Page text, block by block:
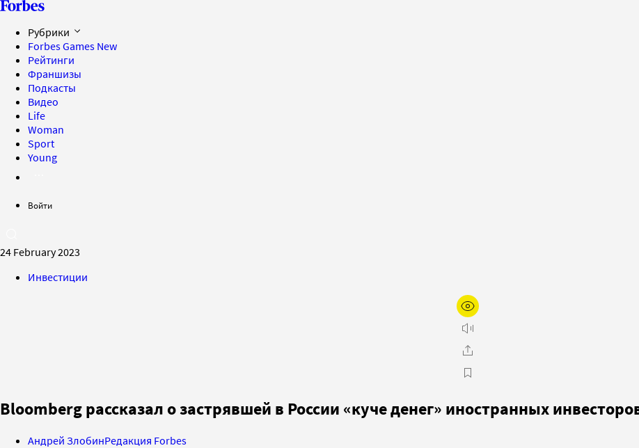
Рубрики
Forbes Games New
Рейтинги
Франшизы
Подкасты
Видео
Life
Woman
Sport
Young
Войти
24 February 2023
Инвестиции
Bloomberg рассказал о застрявшей в России «куче денег» иностранных
Андрей ЗлобинРедакция Forbes